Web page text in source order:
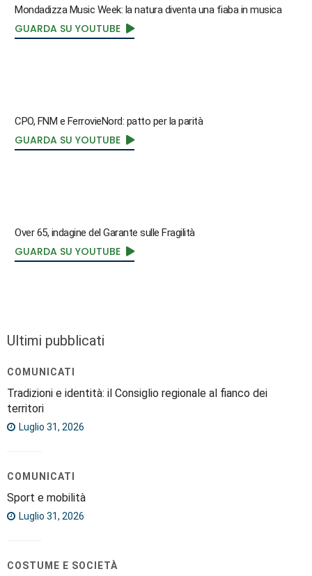
Mondadizza Music Week: la natura diventa una fiaba in musica
GUARDA SU YOUTUBE
CPO, FNM e FerrovieNord: patto per la parità
GUARDA SU YOUTUBE
Over 65, indagine del Garante sulle Fragilità
GUARDA SU YOUTUBE
Ultimi pubblicati
COMUNICATI
Tradizioni e identità: il Consiglio regionale al fianco dei
territori
Luglio 31, 2026
COMUNICATI
Sport e mobilità
Luglio 31, 2026
COSTUME E SOCIETÀ